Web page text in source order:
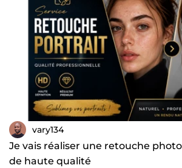
vary134
Je vais réaliser une retouche
de haute qualité